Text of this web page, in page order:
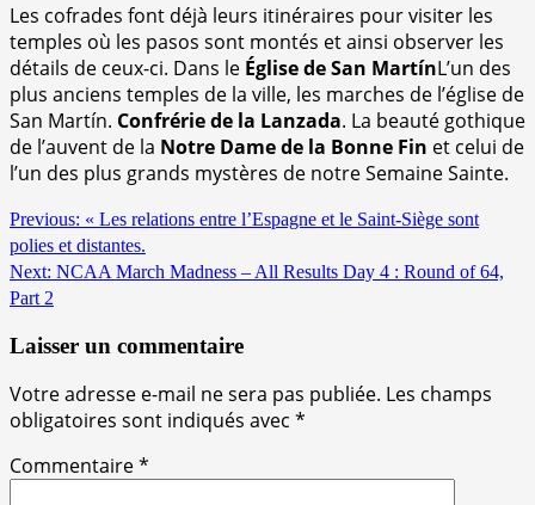
Les cofrades font déjà leurs itinéraires pour visiter les
temples où les pasos sont montés et ainsi observer les
détails de ceux-ci. Dans le Église de San MartínL’un des
plus anciens temples de la ville, les marches de l’église de
San Martín. Confrérie de la Lanzada. La beauté gothique
de l’auvent de la Notre Dame de la Bonne Fin et celui de
l’un des plus grands mystères de notre Semaine Sainte.
Continue
Reading
Previous: « Les relations entre l’Espagne et le Saint-Siège sont
polies et distantes.
Next: NCAA March Madness – All Results Day 4 : Round of 64,
Part 2
Laisser un commentaire
Votre adresse e-mail ne sera pas publiée. Les champs
obligatoires sont indiqués avec *
Commentaire*